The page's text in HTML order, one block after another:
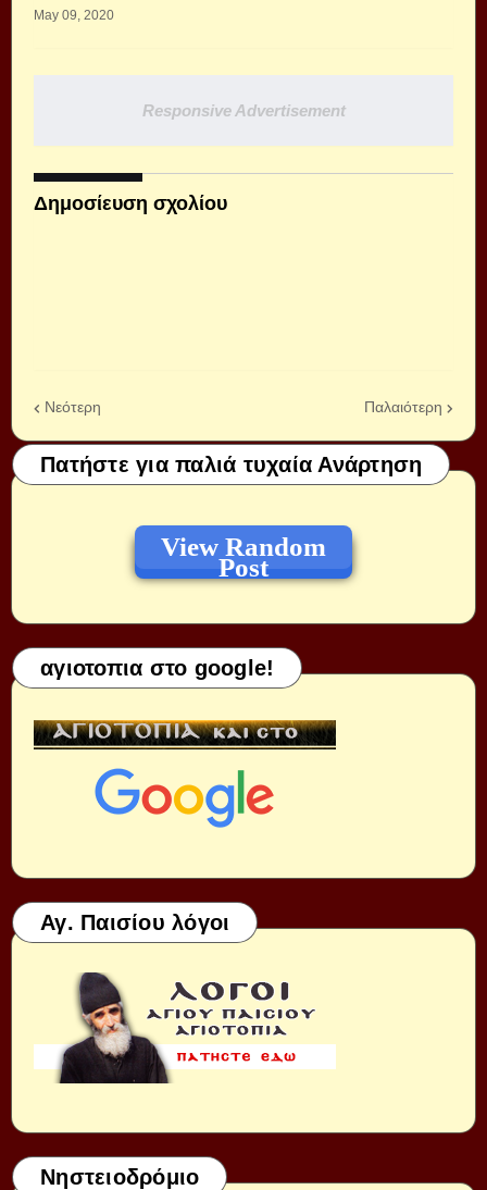
May 09, 2020
Responsive Advertisement
Δημοσίευση σχολίου
Νεότερη Παλαιότερη
Πατήστε για παλιά τυχαία Ανάρτηση
View Random
Post
αγιοτοπια στο google!
Αγ. Παισίου λόγοι
Νηστειοδρόμιο